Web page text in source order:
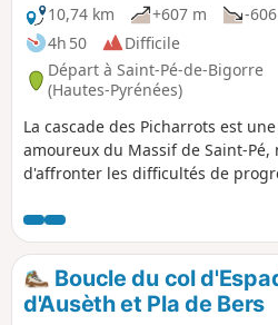
10,74 km
+607 m
-
4h 50
Difficile
Départ à Saint-Pé-de-Bigorre
(Hautes-Pyrénées)
La cascade des Picharrots est
amoureux du Massif de Saint-Pé,
d'affronter les difficultés de
humain. Ce parcours propose
d'emprunter à l'aller le Sentier
oublié du massif, mais très
le ravin de la Bédeille et la
parfois plus aérienne. Retour par
Boucle du col
d'Ausèth et Pla de Bers